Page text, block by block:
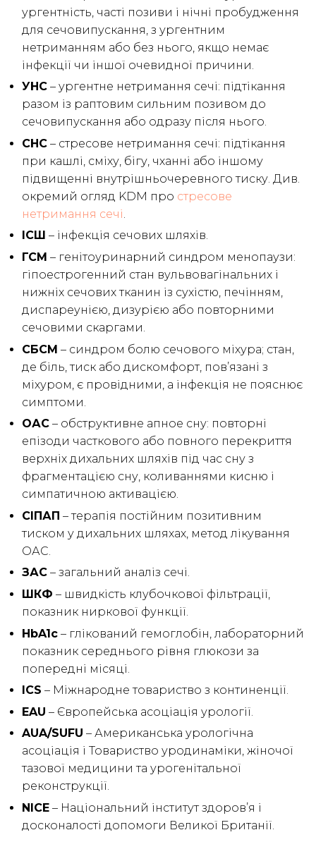
ургентність, часті позиви і нічні пробудження
для сечовипускання, з ургентним
нетриманням або без нього, якщо немає
інфекції чи іншої очевидної причини.
УНС – ургентне нетримання сечі: підтікання
разом із раптовим сильним позивом до
сечовипускання або одразу після нього.
СНС – стресове нетримання сечі: підтікання
при кашлі, сміху, бігу, чханні або іншому
підвищенні внутрішньочеревного тиску. Див.
окремий огляд KDM про стресове
нетримання сечі.
ІСШ – інфекція сечових шляхів.
ГСМ – генітоуринарний синдром менопаузи:
гіпоестрогенний стан вульвовагінальних і
нижніх сечових тканин із сухістю, печінням,
диспареунією, дизурією або повторними
сечовими скаргами.
СБСМ – синдром болю сечового міхура; стан,
де біль, тиск або дискомфорт, пов’язані з
міхуром, є провідними, а інфекція не пояснює
симптоми.
ОАС – обструктивне апное сну: повторні
епізоди часткового або повного перекриття
верхніх дихальних шляхів під час сну з
фрагментацією сну, коливаннями кисню і
симпатичною активацією.
СІПАП – терапія постійним позитивним
тиском у дихальних шляхах, метод лікування
ОАС.
ЗАС – загальний аналіз сечі.
ШКФ – швидкість клубочкової фільтрації,
показник ниркової функції.
HbA1c – глікований гемоглобін, лабораторний
показник середнього рівня глюкози за
попередні місяці.
ICS – Міжнародне товариство з континенції.
EAU – Європейська асоціація урології.
AUA/SUFU – Американська урологічна
асоціація і Товариство уродинаміки, жіночої
тазової медицини та урогенітальної
реконструкції.
NICE – Національний інститут здоров’я і
досконалості допомоги Великої Британії.